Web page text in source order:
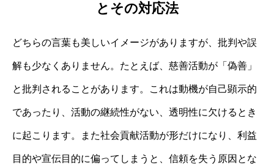
とその対応法
どちらの言葉も美しいイメージがありますが、批判や誤
解も少なくありません。たとえば、慈善活動が「偽善」
と批判されることがあります。これは動機が自己顕示的
であったり、活動の継続性がない、透明性に欠けるとき
に起こります。また社会貢献活動が形だけになり、利益
目的や宣伝目的に偏ってしまうと、信頼を失う原因とな